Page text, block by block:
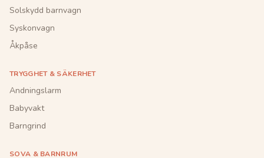
Solskydd barnvagn
Syskonvagn
Åkpåse
TRYGGHET & SÄKERHET
Andningslarm
Babyvakt
Barngrind
SOVA & BARNRUM